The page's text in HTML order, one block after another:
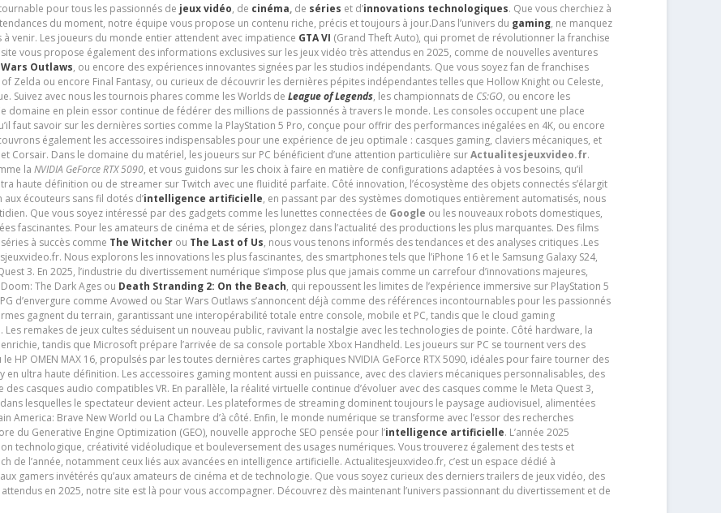
pour tous les passionnés de jeux vidéo, de cinéma,de séries et d’innovations technologiques. Que vous cherchiez à
du moment, notre équipe vous propose un contenu riche, précis et toujours à jour.Dans l’univers du gaming, ne manquez
venir. Les joueurs du monde entier attendent avec impatience GTA VI (Grand Theft Auto), qui promet de révolutionner la franchise
vous propose également des informations exclusives sur les jeux vidéo très attendus en 2025, comme de nouvelles aventures
Outlaws, ou encore des expériences innovantes signées par les studios indépendants. Que vous soyez fan de franchises
of Zelda ou encore Final Fantasy, ou curieux de découvrir les dernières pépites indépendantes telles que Hollow Knight ou Celeste,
Suivez avec nous les tournois phares comme les Worlds de League of Legends, les championnats de CS:GO, ou encore les
domaine en plein essor continue de fédérer des millions de passionnés à travers le monde. Les consoles occupent une place
faut savoir sur les dernières sorties comme la PlayStation 5 Pro, conçue pour offrir des performances inégalées en 4K, ou encore
également les accessoires indispensables pour une expérience de jeu optimale : casques gaming, claviers mécaniques, et
Corsair. Dans le domaine du matériel, les joueurs sur PC bénéficient d’une attention particulière surActualitesjeuxvideo.fr.
la NVIDIA GeForce RTX 5090, et vous guidons sur les choix à faire en matière de configurations adaptées à vos besoins, qu’il
haute définition ou de streamer sur Twitch avec une fluidité parfaite. Côté innovation, l’écosystème des objets connectés s’élargit
écouteurs sans fil dotés d’intelligence artificielle, en passant par des systèmes domotiques entièrement automatisés, nous
Que vous soyez intéressé par des gadgets comme les lunettes connectées de Google ou les nouveaux robots domestiques,
fascinantes. Pour les amateurs de cinéma et de séries, plongez dans l’actualité des productions les plus marquantes. Des films
à succès comme The Witcherou The Last of Us, nous vous tenons informés des tendances et des analyses critiques .Les
Nous explorons les innovations les plus fascinantes, des smartphones tels que l’iPhone 16 et le Samsung Galaxy S24,
3. En 2025, l’industrie du divertissement numérique s’impose plus que jamais comme un carrefour d’innovations majeures,
The Dark Ages ou Death Stranding 2: On the Beach, qui repoussent les limites de l’expérience immersive sur PlayStation 5
d’envergure comme Avowed ou Star Wars Outlaws s’annoncent déjà comme des références incontournables pour les passionnés
gagnent du terrain, garantissant une interopérabilité totale entre console, mobile et PC, tandis que le cloud gaming
Les remakes de jeux cultes séduisent un nouveau public, ravivant la nostalgie avec les technologies de pointe. Côté hardware, la
tandis que Microsoft prépare l’arrivée de sa console portable Xbox Handheld. Les joueurs sur PC se tournent vers des
HP OMEN MAX 16, propulsés par les toutes dernières cartes graphiques NVIDIA GeForce RTX 5090, idéales pour faire tourner des
ultra haute définition. Les accessoires gaming montent aussi en puissance, avec des claviers mécaniques personnalisables, des
casques audio compatibles VR. En parallèle, la réalité virtuelle continue d’évoluer avec des casques comme le Meta Quest 3,
lesquelles le spectateur devient acteur. Les plateformes de streaming dominent toujours le paysage audiovisuel, alimentées
America: Brave New World ou La Chambre d’à côté. Enfin, le monde numérique se transforme avec l’essor des recherches
du Generative Engine Optimization (GEO), nouvelle approche SEO pensée pour l’intelligence artificielle. L’année 2025
technologique, créativité vidéoludique et bouleversement des usages numériques. Vous trouverez également des tests et
l’année, notamment ceux liés aux avancées en intelligence artificielle. Actualitesjeuxvideo.fr, c’est un espace dédié à
gamers invétérés qu’aux amateurs de cinéma et de technologie. Que vous soyez curieux des derniers trailers de jeux vidéo, des
en 2025, notre site est là pour vous accompagner. Découvrez dès maintenant l’univers passionnant du divertissement et de